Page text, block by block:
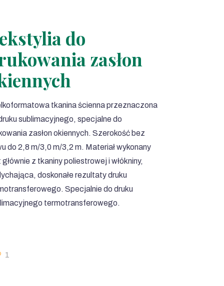
do
zasłon
tkanina ścienna przeznaczona
sublimacyjnego, specjalne do
zasłon okiennych. Szerokość bez
do 2,8 m/3,0 m/3,2 m. Materiał wykonany
z tkaniny poliestrowej i włókniny,
doskonałe rezultaty druku
Specjalnie do druku
termotransferowego.
1